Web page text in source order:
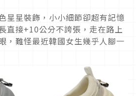
星星裝飾，小小細節卻超有記憶
直接+10公分不誇張，走在路上
，難怪最近韓國女生幾乎人腳一